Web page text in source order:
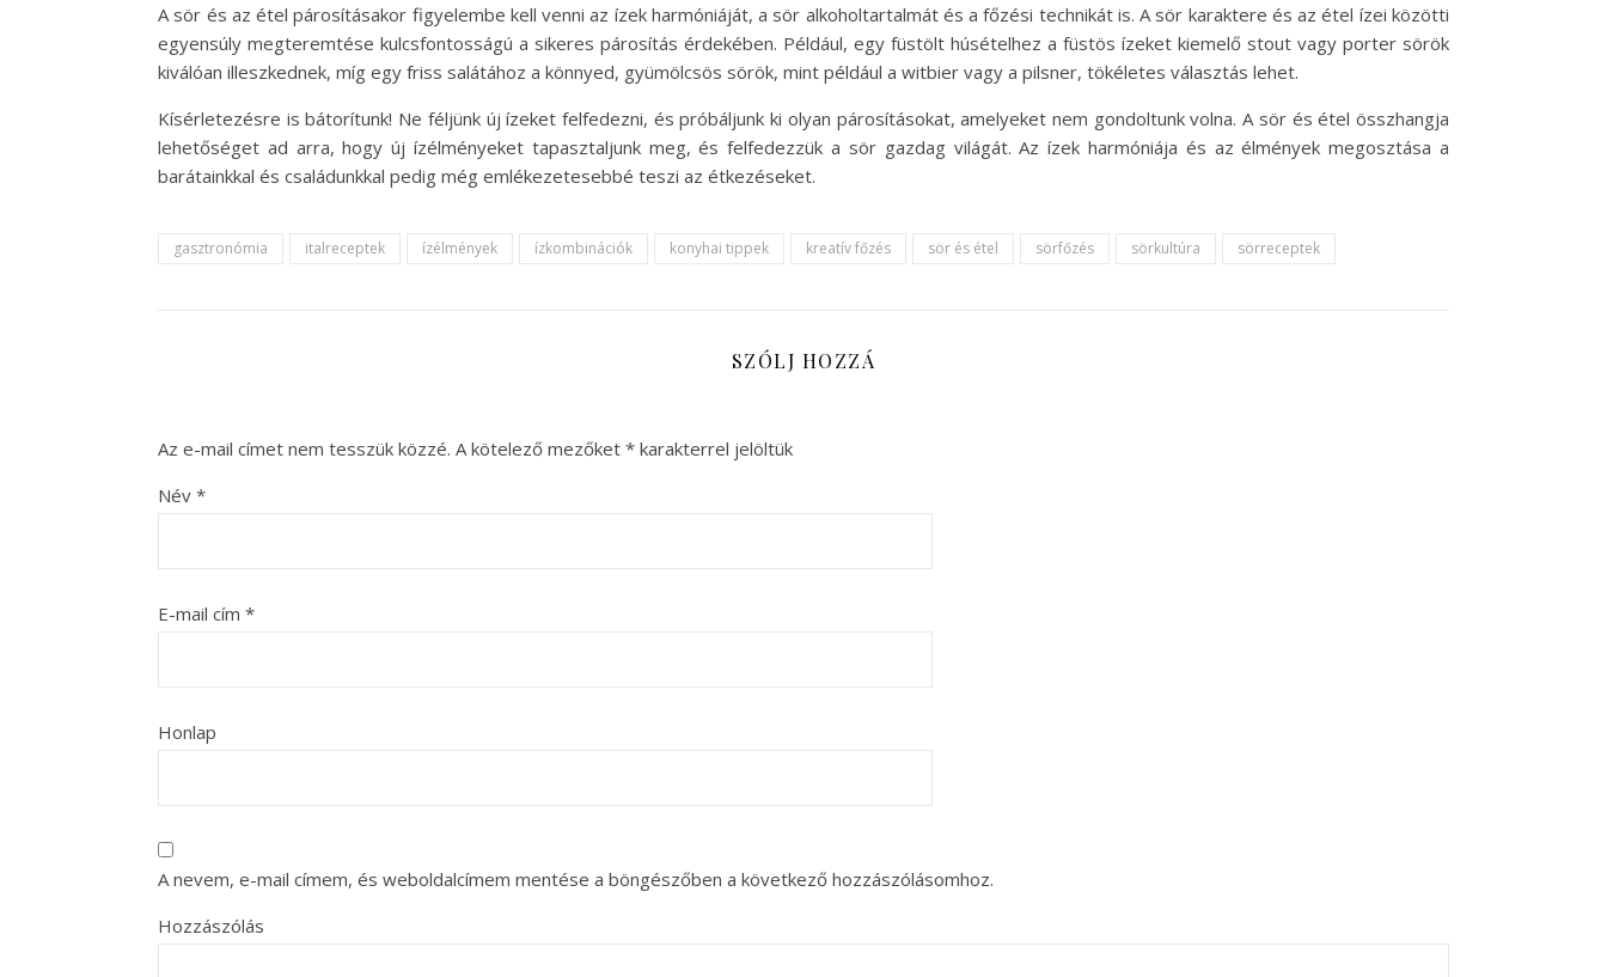
A sör és az étel párosításakor figyelembe kell venni az ízek harmóniáját, a sör alkoholtartalmát és a főzési technikát is. A sör karaktere és az étel ízei közötti
egyensúly megteremtése kulcsfontosságú a sikeres párosítás érdekében. Például, egy füstölt húsételhez a füstös ízeket kiemelő stout vagy porter sörök
kiválóan illeszkednek, míg egy friss salátához a könnyed, gyümölcsös sörök, mint például a witbier vagy a pilsner, tökéletes választás lehet.
Kísérletezésre is bátorítunk! Ne féljünk új ízeket felfedezni, és próbáljunk ki olyan párosításokat, amelyeket nem gondoltunk volna. A sör és étel összhangja
lehetőséget ad arra, hogy új ízélményeket tapasztaljunk meg, és felfedezzük a sör gazdag világát. Az ízek harmóniája és az élmények megosztása a
barátainkkal és családunkkal pedig még emlékezetesebbé teszi az étkezéseket.
gasztronómia italreceptek ízélmények ízkombinációk konyhai tippek kreatív főzés sör és étel sörfőzés sörkultúra sörreceptek
SZÓLJ HOZZÁ
Az e-mail címet nem tesszük közzé. A kötelező mezőket * karakterrel jelöltük
Név *
E-mail cím *
Honlap
A nevem, e-mail címem, és weboldalcímem mentése a böngészőben a következő hozzászólásomhoz.
Hozzászólás